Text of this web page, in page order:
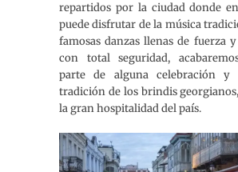
repartidos por la ciudad donde
puede disfrutar de la música
famosas danzas llenas de fuerza
con total seguridad,
parte de alguna celebración y
tradición de los brindis
la gran hospitalidad del país.